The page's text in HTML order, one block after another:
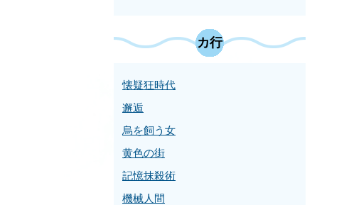
カ行
懐疑狂時代
邂逅
烏を飼う女
黄色の街
記憶抹殺術
機械人間